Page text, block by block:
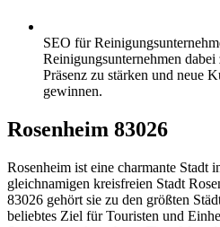
SEO für
Reinigungsunternehmen
Präsenz zu stärken und neue
gewinnen.
Rosenheim 83026
Rosenheim ist eine charmante Stadt
gleichnamigen kreisfreien Stadt
83026 gehört sie zu den größten
beliebtes Ziel für Touristen und